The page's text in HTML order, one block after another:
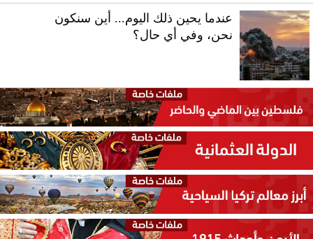
عندما يحين ذلك اليوم... أين سنكون
نحن، وفي أي حال؟